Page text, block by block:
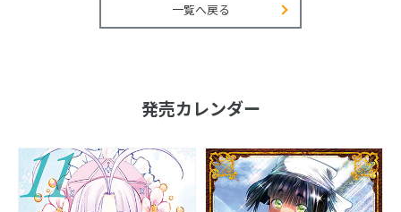
一覧へ戻る
発売カレンダー